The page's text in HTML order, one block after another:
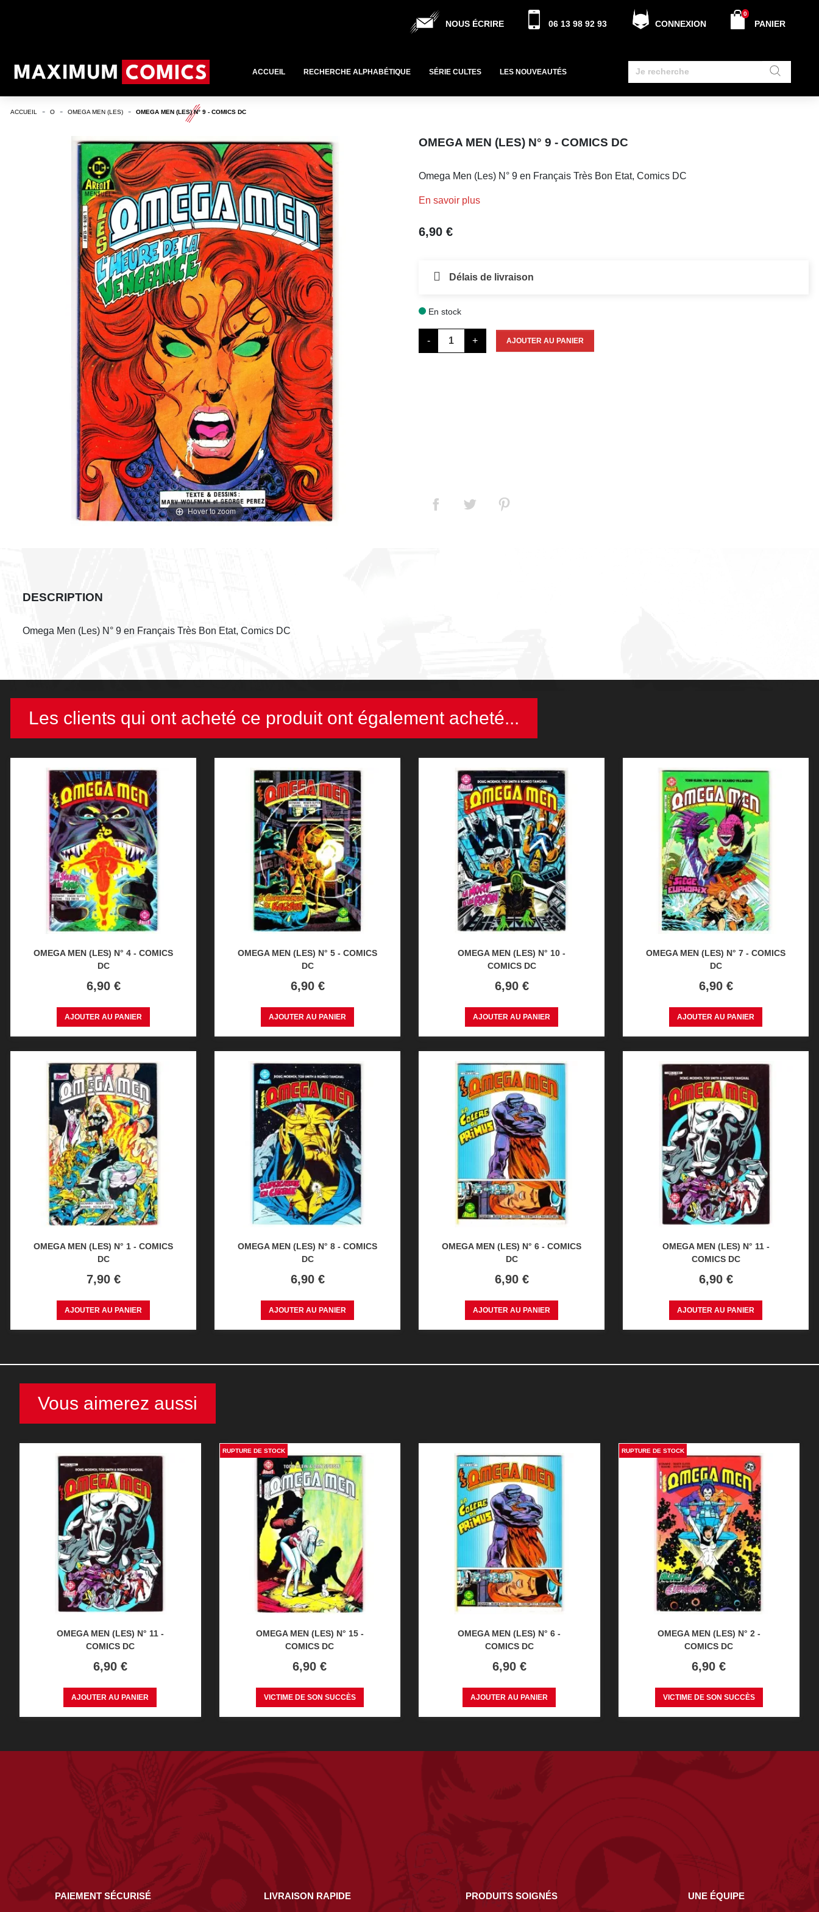
NOUS ÉCRIRE 06 13 98 92 93 CONNEXION PANIER
0
ACCUEIL RECHERCHE ALPHABÉTIQUE SÉRIE CULTES LES NOUVEAUTÉS
ACCUEIL O OMEGA MEN (LES) OMEGA MEN (LES) N° 9 - COMICS DC
Hover to zoom
OMEGA MEN (LES) N° 9 - COMICS DC
Omega Men (Les) N° 9 en Français Très Bon Etat, Comics DC
En savoir plus
6,90 €
Délais de livraison
En stock
- + AJOUTER AU PANIER
DESCRIPTION
Omega Men (Les) N° 9 en Français Très Bon Etat, Comics DC
Les clients qui ont acheté ce produit ont également acheté...
OMEGA MEN (LES) N° 4 - COMICS
DC
Prix
6,90 €
AJOUTER AU PANIER
OMEGA MEN (LES) N° 5 - COMICS
DC
Prix
6,90 €
AJOUTER AU PANIER
OMEGA MEN (LES) N° 10 -
COMICS DC
Prix
6,90 €
AJOUTER AU PANIER
OMEGA MEN (LES) N° 7 - COMICS
DC
Prix
6,90 €
AJOUTER AU PANIER
OMEGA MEN (LES) N° 1 - COMICS
DC
Prix
7,90 €
AJOUTER AU PANIER
OMEGA MEN (LES) N° 8 - COMICS
DC
Prix
6,90 €
AJOUTER AU PANIER
OMEGA MEN (LES) N° 6 - COMICS
DC
Prix
6,90 €
AJOUTER AU PANIER
OMEGA MEN (LES) N° 11 -
COMICS DC
Prix
6,90 €
AJOUTER AU PANIER
Vous aimerez aussi
OMEGA MEN (LES) N° 11 -
COMICS DC
Prix
6,90 €
AJOUTER AU PANIER
OMEGA MEN (LES) N° 15 -
COMICS DC
Prix
6,90 €
VICTIME DE SON SUCCÈS
RUPTURE DE STOCK
OMEGA MEN (LES) N° 6 -
COMICS DC
Prix
6,90 €
AJOUTER AU PANIER
OMEGA MEN (LES) N° 2 -
COMICS DC
Prix
6,90 €
VICTIME DE SON SUCCÈS
RUPTURE DE STOCK
PAIEMENT SÉCURISÉ LIVRAISON RAPIDE PRODUITS SOIGNÉS UNE ÉQUIPE